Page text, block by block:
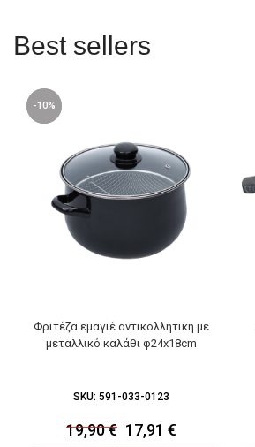
Best sellers
-10%
Φριτέζα εμαγιέ αντικολλητική με
μεταλλικό καλάθι φ24x18cm
SKU: 591-033-0123
19,90€ 17,91 €